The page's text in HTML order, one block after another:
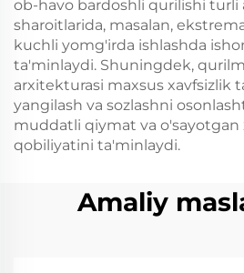
ob-havo bardoshli qurilishi
sharoitlarida, masalan,
kuchli yomg'irda ishlashda
ta'minlaydi. Shuningdek,
arxitekturasi maxsus xavfsizlik
yangilash va sozlashni
muddatli qiymat va o'sayotgan
qobiliyatini ta'minlaydi.
Amaliy